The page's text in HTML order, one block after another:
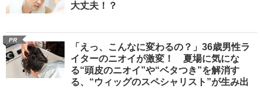
大丈夫！？
PR
「えっ、こんなに変わるの？」36歳男性ラ
イターのニオイが激変！ 夏場に気にな
る“頭皮のニオイ”や“ベタつき”を解消す
る、“ウィッグのスペシャリスト”が生み出